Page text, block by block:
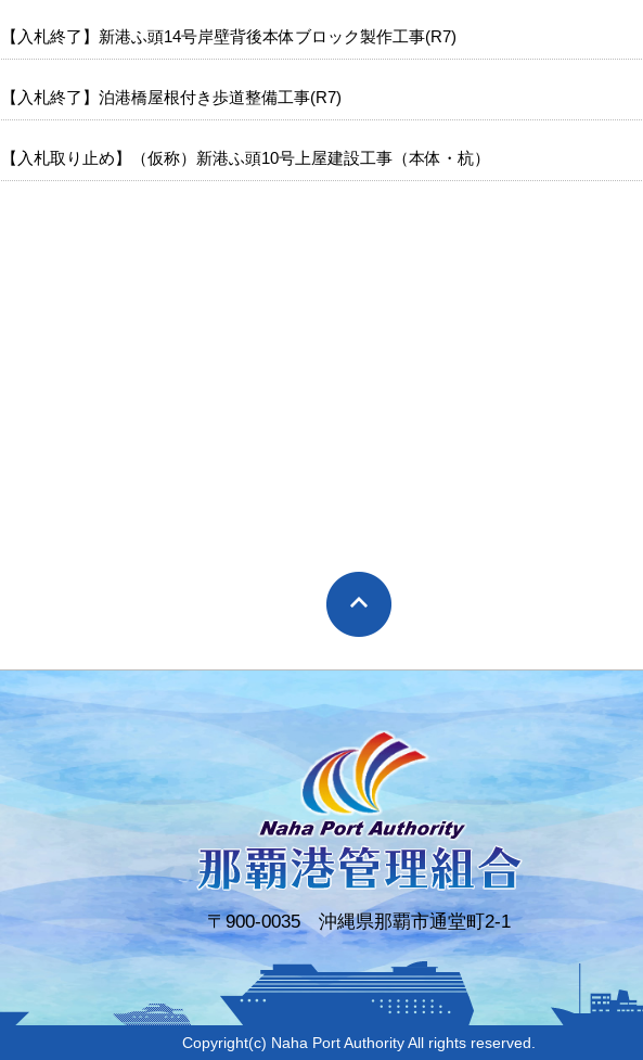
【入札終了】新港ふ頭14号岸壁背後本体ブロック製作工事(R7)
【入札終了】泊港橋屋根付き歩道整備工事(R7)
【入札取り止め】（仮称）新港ふ頭10号上屋建設工事（本体・杭）
〒900-0035 沖縄県那覇市通堂町2-1
Copyright(c) Naha Port Authority All rights reserved.